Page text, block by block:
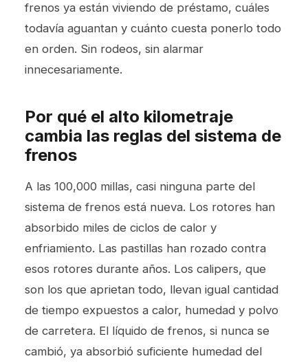
frenos ya están viviendo de préstamo, cuáles
todavía aguantan y cuánto cuesta ponerlo todo
en orden. Sin rodeos, sin alarmar
innecesariamente.
Por qué el alto kilometraje
cambia las reglas del sistema de
frenos
A las 100,000 millas, casi ninguna parte del
sistema de frenos está nueva. Los rotores han
absorbido miles de ciclos de calor y
enfriamiento. Las pastillas han rozado contra
esos rotores durante años. Los calipers, que
son los que aprietan todo, llevan igual cantidad
de tiempo expuestos a calor, humedad y polvo
de carretera. El líquido de frenos, si nunca se
cambió, ya absorbió suficiente humedad del